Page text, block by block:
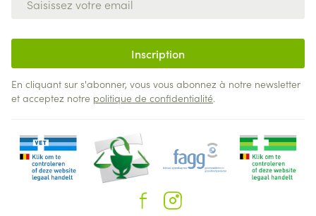
Inscription
En cliquant sur s'abonner, vous vous abonnez à notre newsletter
et acceptez notre politique de confidentialité.